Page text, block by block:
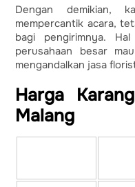
Dengan demikian,
mempercantik acara,
bagi pengirimnya.
perusahaan besar
mengandalkan jasa
Harga
Malang